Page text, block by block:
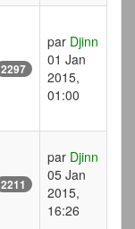
2297
par Djinn
01 Jan
2015,
01:00
2211
par Djinn
05 Jan
2015,
16:26